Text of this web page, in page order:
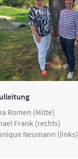
Romen (Mitte)
Frank (rechts)
Neumann (links)